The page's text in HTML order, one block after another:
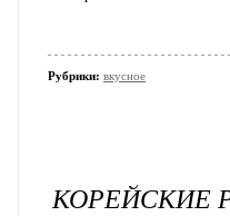
Рубрики: вкусное
КОРЕЙСКИЕ